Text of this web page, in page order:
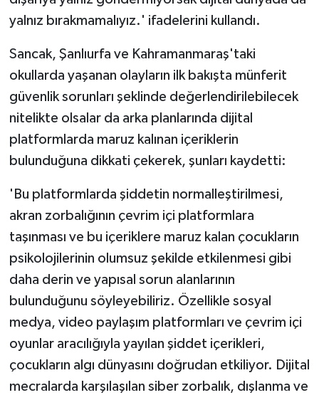
yalnız bırakmamalıyız.' ifadelerini kullandı.
Sancak, Şanlıurfa ve Kahramanmaraş'taki
okullarda yaşanan olayların ilk bakışta münferit
güvenlik sorunları şeklinde değerlendirilebilecek
nitelikte olsalar da arka planlarında dijital
platformlarda maruz kalınan içeriklerin
bulunduğuna dikkati çekerek, şunları kaydetti:
'Bu platformlarda şiddetin normalleştirilmesi,
akran zorbalığının çevrim içi platformlara
taşınması ve bu içeriklere maruz kalan çocukların
psikolojilerinin olumsuz şekilde etkilenmesi gibi
daha derin ve yapısal sorun alanlarının
bulunduğunu söyleyebiliriz. Özellikle sosyal
medya, video paylaşım platformları ve çevrim içi
oyunlar aracılığıyla yayılan şiddet içerikleri,
çocukların algı dünyasını doğrudan etkiliyor. Dijital
mecralarda karşılaşılan siber zorbalık, dışlanma ve